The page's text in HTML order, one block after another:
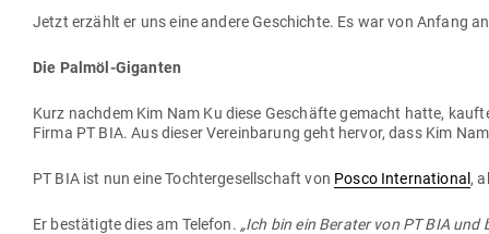
Jetzt erzählt er uns eine andere Geschichte. Es war von Anfang
Die Palmöl-Giganten
Kurz nachdem Kim Nam Ku diese Geschäfte gemacht hatte,
Firma PT BIA. Aus dieser Ver­ein­barung geht hervor, dass Kim
PT BIA ist nun eine Toch­ter­ge­sell­schaft von Posco Inter­na­tional,
Er bestä­tigte dies am Telefon. „Ich bin ein Berater von PT BIA und